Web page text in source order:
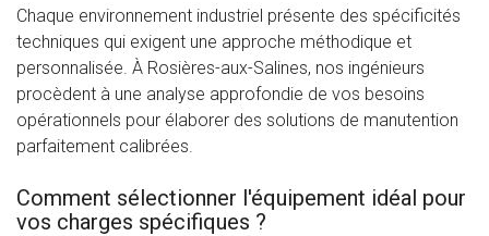
Chaque environnement industriel présente des spécificités
techniques qui exigent une approche méthodique et
personnalisée. À Rosières-aux-Salines, nos ingénieurs
procèdent à une analyse approfondie de vos besoins
opérationnels pour élaborer des solutions de manutention
parfaitement calibrées.
Comment sélectionner l'équipement idéal pour
vos charges spécifiques ?